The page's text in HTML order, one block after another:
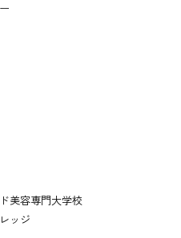
美容専門大学校
ッジ